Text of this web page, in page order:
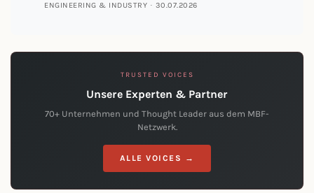
ENGINEERING & INDUSTRY · 30.07.2026
TRUSTED VOICES
Unsere Experten & Partner
70+ Unternehmen und Thought Leader aus dem MBF-
Netzwerk.
ALLE VOICES →